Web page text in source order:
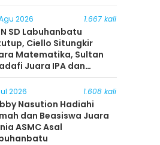
2026 1.667 kali
SD Labuhanbatu
Ciello Situngkir
Matematika, Sultan
Juara IPA dan
Rangkuti Juara IPS
2026 1.608 kali
Nasution Hadiahi
dan Beasiswa Juara
ASMC Asal